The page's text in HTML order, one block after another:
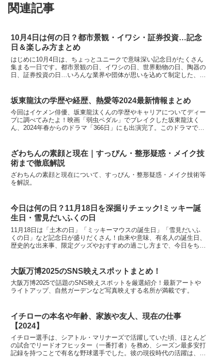
関連記事
10月4日は何の日？都市景観・イワシ・証券投資…記念
日＆楽しみ方まとめ
はじめに10月4日は、ちょっとユニークで意味深い記念日がたくさん
集まる一日です。都市景観の日、イワシの日、世界動物の日、陶器の
日、証券投資の日…いろんな業界や団体が思いを込めて制定した、日
坂東龍汰の学歴や経歴、熱愛等2024最新情報まとめ
今回はイケメン俳優、坂東龍汰くんの学歴やキャリアについてディー
プに調べてみたよ！映画「弱虫ペダル」でブレイクした坂東龍汰く
ん、2024年春からのドラマ「366日」にも出演完了。このドラマでは
ざわちんの素顔と現在｜すっぴん・整形疑惑・メイク技
術まで徹底解説
ざわちんの素顔と現在について、すっぴん・整形疑惑・メイク技術等
を解説。
今日は何の日？11月18日を深掘りチェック!ミッキー誕
生日・雪見だいふくの日
11月18日は「土木の日」「ミッキーマウスの誕生日」「雪見だいふ
くの日」など記念日が盛りだくさん！由来や意味、有名人の誕生日、
歴史的な出来事、限定グッズやおすすめの過ごし方まで、今日をちょ
大阪万博2025のSNS映えスポットまとめ！
大阪万博2025で話題のSNS映えスポットを厳選紹介！最新アートや
ライトアップ、自然ガーデンなど写真映えする名所が満載です。
イチローの本名や年齢、家族や友人、現在の仕事
【2024】
イチロー選手は、シアトル・マリナーズで活躍していた頃、ほとんど
の試合でリードオフヒッター（一番打者）を務め、シーズン最多安打
記録を持つことで有名な野球選手でした。彼の現役時代の活躍は、野